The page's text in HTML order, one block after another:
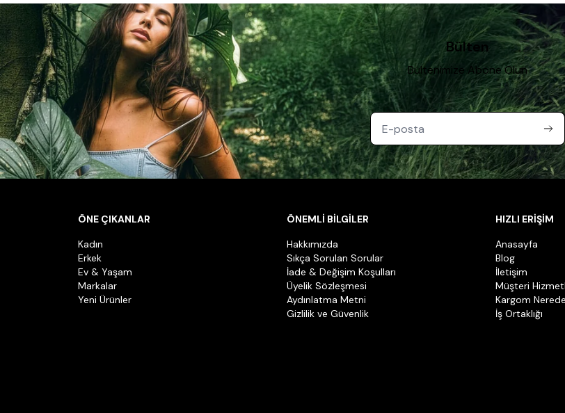
Bülten
Bültenimize Abone Olun
ÖNE ÇIKANLAR
Kadın
Erkek
Ev & Yaşam
Markalar
Yeni Ürünler
ÖNEMLİ BİLGİLER
Hakkımızda
Sıkça Sorulan Sorular
İade & Değişim Koşulları
Üyelik Sözleşmesi
Aydınlatma Metni
Gizlilik ve Güvenlik
HIZLI ERİŞİM
Anasayfa
Blog
İletişim
Müşteri
Kargom
İş Ortaklığı